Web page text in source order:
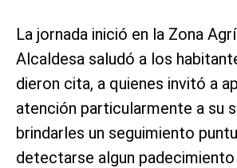
La jornada inició en la Zona
Alcaldesa saludó a los
dieron cita, a quienes invitó a
atención particularmente a su
brindarles un seguimiento
detectarse algun padecimiento